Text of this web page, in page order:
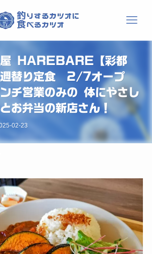
屋 HAREBARE【彩都
週替り定食 2/7オープ
チ営業のみの 体にやさし
お弁当の新店さん！
02-23